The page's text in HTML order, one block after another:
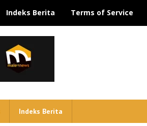
Indeks Berita Terms of Service
Indeks Berita